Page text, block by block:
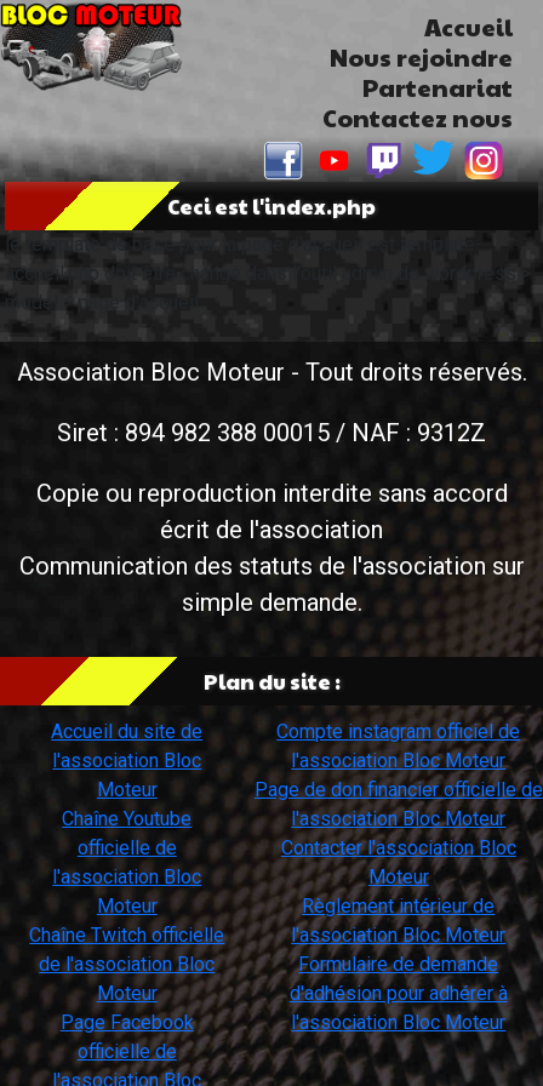
Accueil
Nous rejoindre
Partenariat
Contactez nous
Ceci est l'index.php
le template de base pour la page d'accueil est template-
accueil.php doit être changé dans l'outil admin de wordpress >
model > page d'accueil
Association Bloc Moteur - Tout droits réservés.
Siret : 894 982 388 00015 / NAF : 9312Z
Copie ou reproduction interdite sans accord
écrit de l'association
Communication des statuts de l'association sur
simple demande.
Plan du site :
Accueil du site de
l'association Bloc
Moteur
Chaîne Youtube
officielle de
l'association Bloc
Moteur
Chaîne Twitch officielle
de l'association Bloc
Moteur
Page Facebook
officielle de
l'association Bloc
Compte instagram officiel de
l'association Bloc Moteur
Page de don financier officielle de
l'association Bloc Moteur
Contacter l'association Bloc
Moteur
Règlement intérieur de
l'association Bloc Moteur
Formulaire de demande
d'adhésion pour adhérer à
l'association Bloc Moteur